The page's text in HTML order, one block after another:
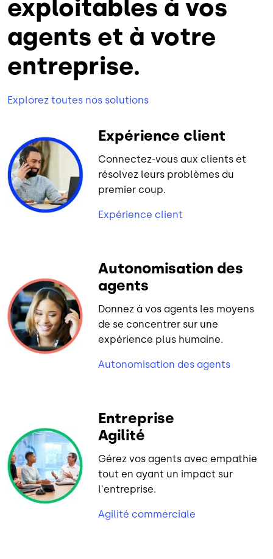
exploitables à vos
agents et à votre
entreprise.
Explorez toutes nos solutions
Expérience client
Connectez-vous aux clients et
résolvez leurs problèmes du
premier coup.
Expérience client
Autonomisation des
agents
Donnez à vos agents les moyens
de se concentrer sur une
expérience plus humaine.
Autonomisation des agents
Entreprise
Agilité
Gérez vos agents avec empathie
tout en ayant un impact sur
l'entreprise.
Agilité commerciale